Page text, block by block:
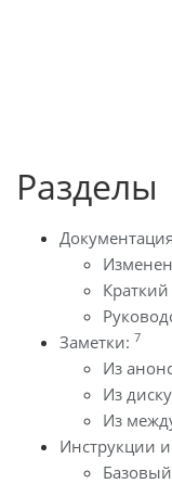
Разделы
Заметки: 7
Из
Из
Из
Инструкции